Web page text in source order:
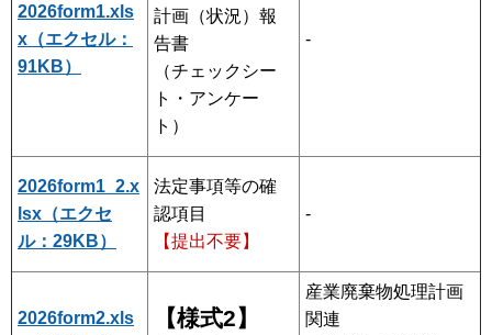
2026form1.xls
x（エクセル：
91KB）
計画（状況）報
告書
（チェックシー
ト・アンケー
ト）
-
2026form1_2.x
lsx（エクセ
ル：29KB）
法定事項等の確
認項目
【提出不要】
-
2026form2.xls
【様式2】
産業廃棄物処理計画
関連